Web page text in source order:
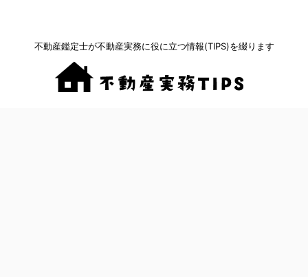
不動産鑑定士が不動産実務に役に立つ情報(TIPS)を綴ります